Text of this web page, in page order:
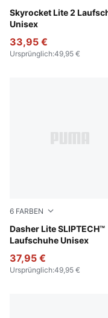
Skyrocket Lite 2
Unisex
PUMA Black-PUMA
33,95 €
Ursprünglich:49,95 €
6 FARBEN
Dasher Lite SLIPTECH™
Laufschuhe Unisex
Jasmine Flower-
37,95 €
Ursprünglich:49,95 €